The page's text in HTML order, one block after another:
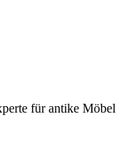
für antike Möbel